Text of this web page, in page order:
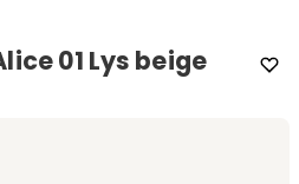
01 Lys beige